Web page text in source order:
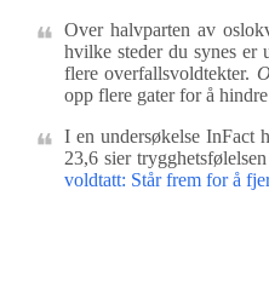
Over halvparten av
hvilke steder du synes er
flere overfallsvoldtekter.
opp flere gater for å
I en undersøkelse InFact
23,6 sier
voldtatt: Står frem for å